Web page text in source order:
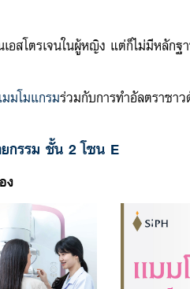
สโตรเจนในผู้หญิง แต่ก็ไม่มีหลักฐ
มโมแกรมร่วมกับการทำอัลตราซา
กรรม ชั้น 2 โซน E
ง